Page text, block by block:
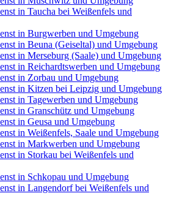
in Taucha bei Weißenfels und
in Burgwerben und Umgebung
in Beuna (Geiseltal) und Umgebung
in Merseburg (Saale) und Umgebung
in Reichardtswerben und Umgebung
in Zorbau und Umgebung
in Kitzen bei Leipzig und Umgebung
in Tagewerben und Umgebung
in Granschütz und Umgebung
in Geusa und Umgebung
in Weißenfels, Saale und Umgebung
in Markwerben und Umgebung
in Storkau bei Weißenfels und
in Schkopau und Umgebung
in Langendorf bei Weißenfels und